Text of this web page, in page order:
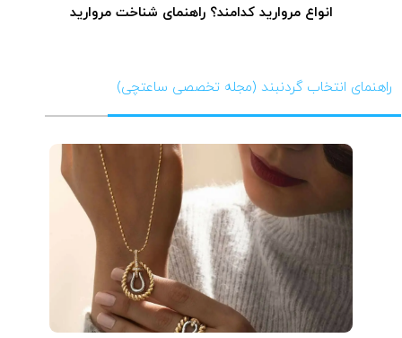
انواع مروارید کدامند؟ راهنمای شناخت مروارید
راهنمای انتخاب گردنبند (مجله تخصصی ساعتچی)